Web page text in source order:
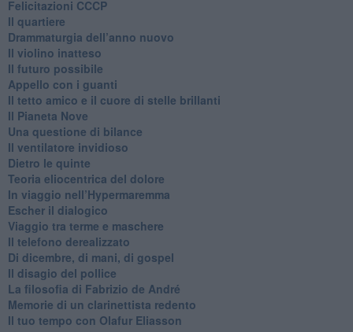
Felicitazioni CCCP
​Il quartiere
​Drammaturgia dell’anno nuovo
​Il violino inatteso
​Il futuro possibile
​Appello con i guanti
​Il tetto amico e il cuore di stelle brillanti
​Il Pianeta Nove
​Una questione di bilance
​Il ventilatore invidioso
​Dietro le quinte
​Teoria eliocentrica del dolore
In viaggio nell’Hypermaremma
​Escher il dialogico
​Viaggio tra terme e maschere
Il telefono derealizzato
​Di dicembre, di mani, di gospel
​Il disagio del pollice
​La filosofia di Fabrizio de André
Memorie di un clarinettista redento
​Il tuo tempo con Olafur Eliasson